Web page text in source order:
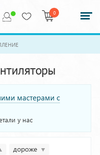
0
мастерами с
у нас
дороже